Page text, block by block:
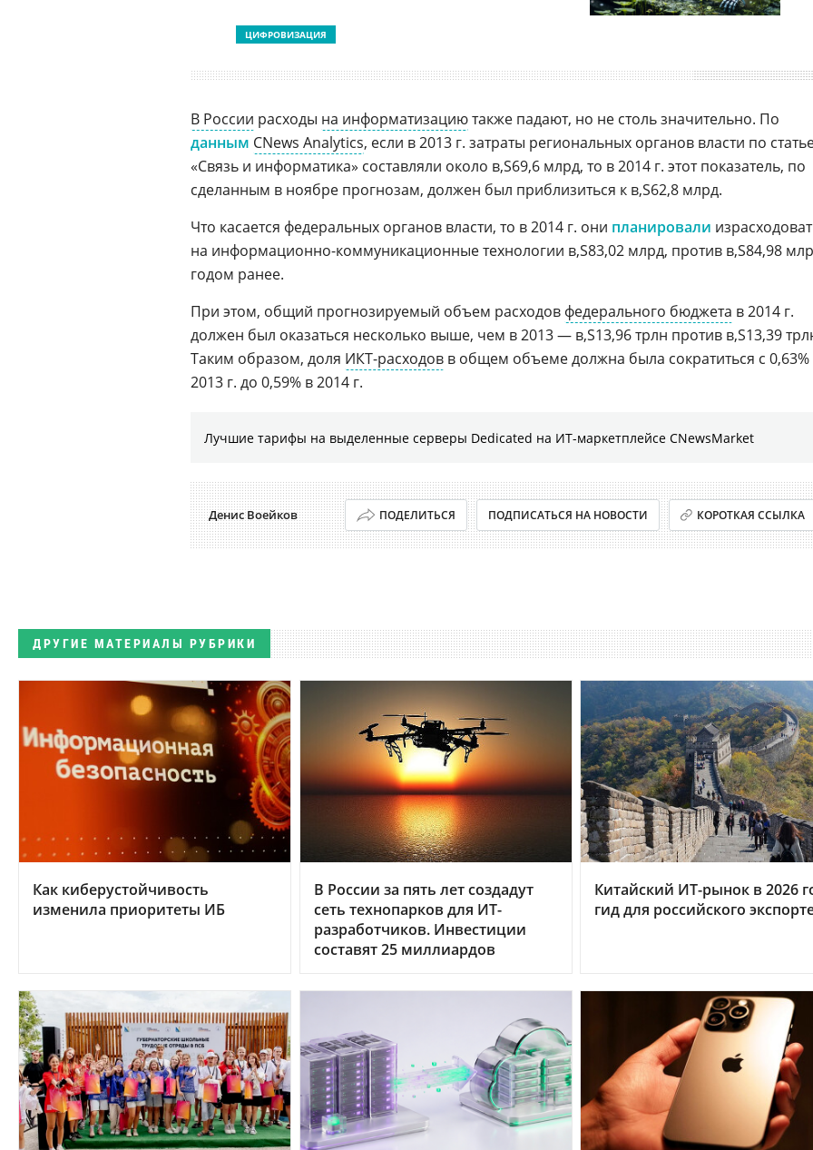
ЦИФРОВИЗАЦИЯ
В России расходы на информатизациютакже падают, но не столь значительно. По
данным CNews Analytics, если в 2013 г. затраты региональных органов власти по
«Связь и информатика» составляли около
69,6 млрд, то в 2014 г. этот показатель, по
сделанным в ноябре прогнозам, должен был приблизиться к
62,8 млрд.
Что касается федеральных органов власти, то в 2014 г. они планировали
на информационно-коммуникационные технологии
83,02 млрд, против
84,98
годом ранее.
При этом, общий прогнозируемый объем расходов федерального бюджета в 2014 г.
должен был оказаться несколько выше, чем в 2013 —
13,96 трлн против
13,39
Таким образом, доля ИКТ-расходов в общем объеме должна была сократиться с 0,63%
2013 г. до 0,59% в 2014 г.
Лучшие тарифы на выделенные серверы Dedicated на ИТ-маркетплейсе CNewsMarket
Денис Воейков ПОДЕЛИТЬСЯ ПОДПИСАТЬСЯ НА НОВОСТИ КОРОТКАЯ ССЫЛКА
ДРУГИЕ МАТЕРИАЛЫ РУБРИКИ
Как киберустойчивость
изменила приоритеты ИБ
В России за пять лет создадут
сеть технопарков для ИТ-
разработчиков. Инвестиции
составят 25 миллиардов
Китайский ИТ-рынок в 2026
гид для российского